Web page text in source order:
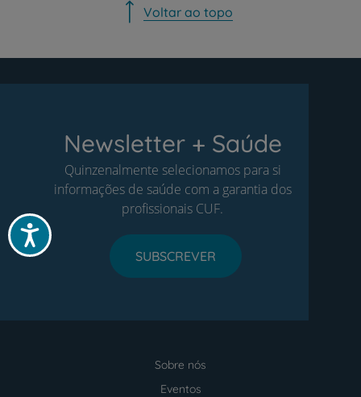
Acessibilidade
Voltar ao topo
Newsletter + Saúde
Quinzenalmente selecionamos para si
informações de saúde com a garantia dos
profissionais CUF.
SUBSCREVER
Sobre nós
Eventos